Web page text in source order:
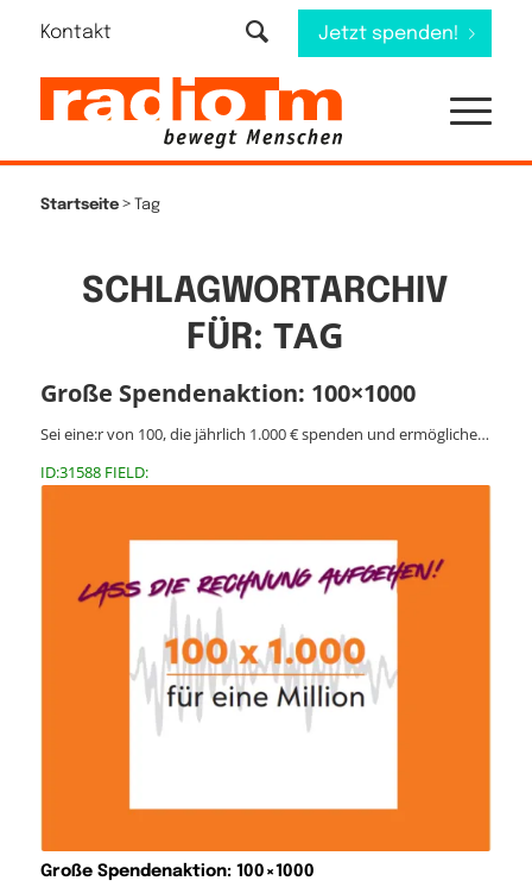
Kontakt Jetzt spenden!
Startseite> Tag
SCHLAGWORTARCHIV
FÜR:TAG
Große Spendenaktion: 100×1000
Sei eine:r von 100, die jährlich 1.000 € spenden und ermögliche…
ID:31588 FIELD:
Große Spendenaktion: 100×1000